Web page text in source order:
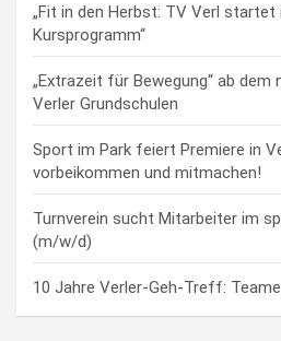
„Fit in den Herbst: TV Verl startet
Kursprogramm“
„Extrazeit für Bewegung“ ab dem
Verler Grundschulen
Sport im Park feiert Premiere in
vorbeikommen und mitmachen!
Turnverein sucht Mitarbeiter im
(m/w/d)
10 Jahre Verler-Geh-Treff: